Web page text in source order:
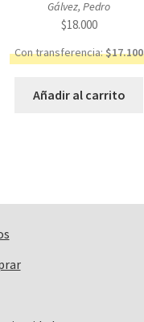
Gálvez, Pedro
$18.000
Con transferencia:$17.100
Añadir al carrito